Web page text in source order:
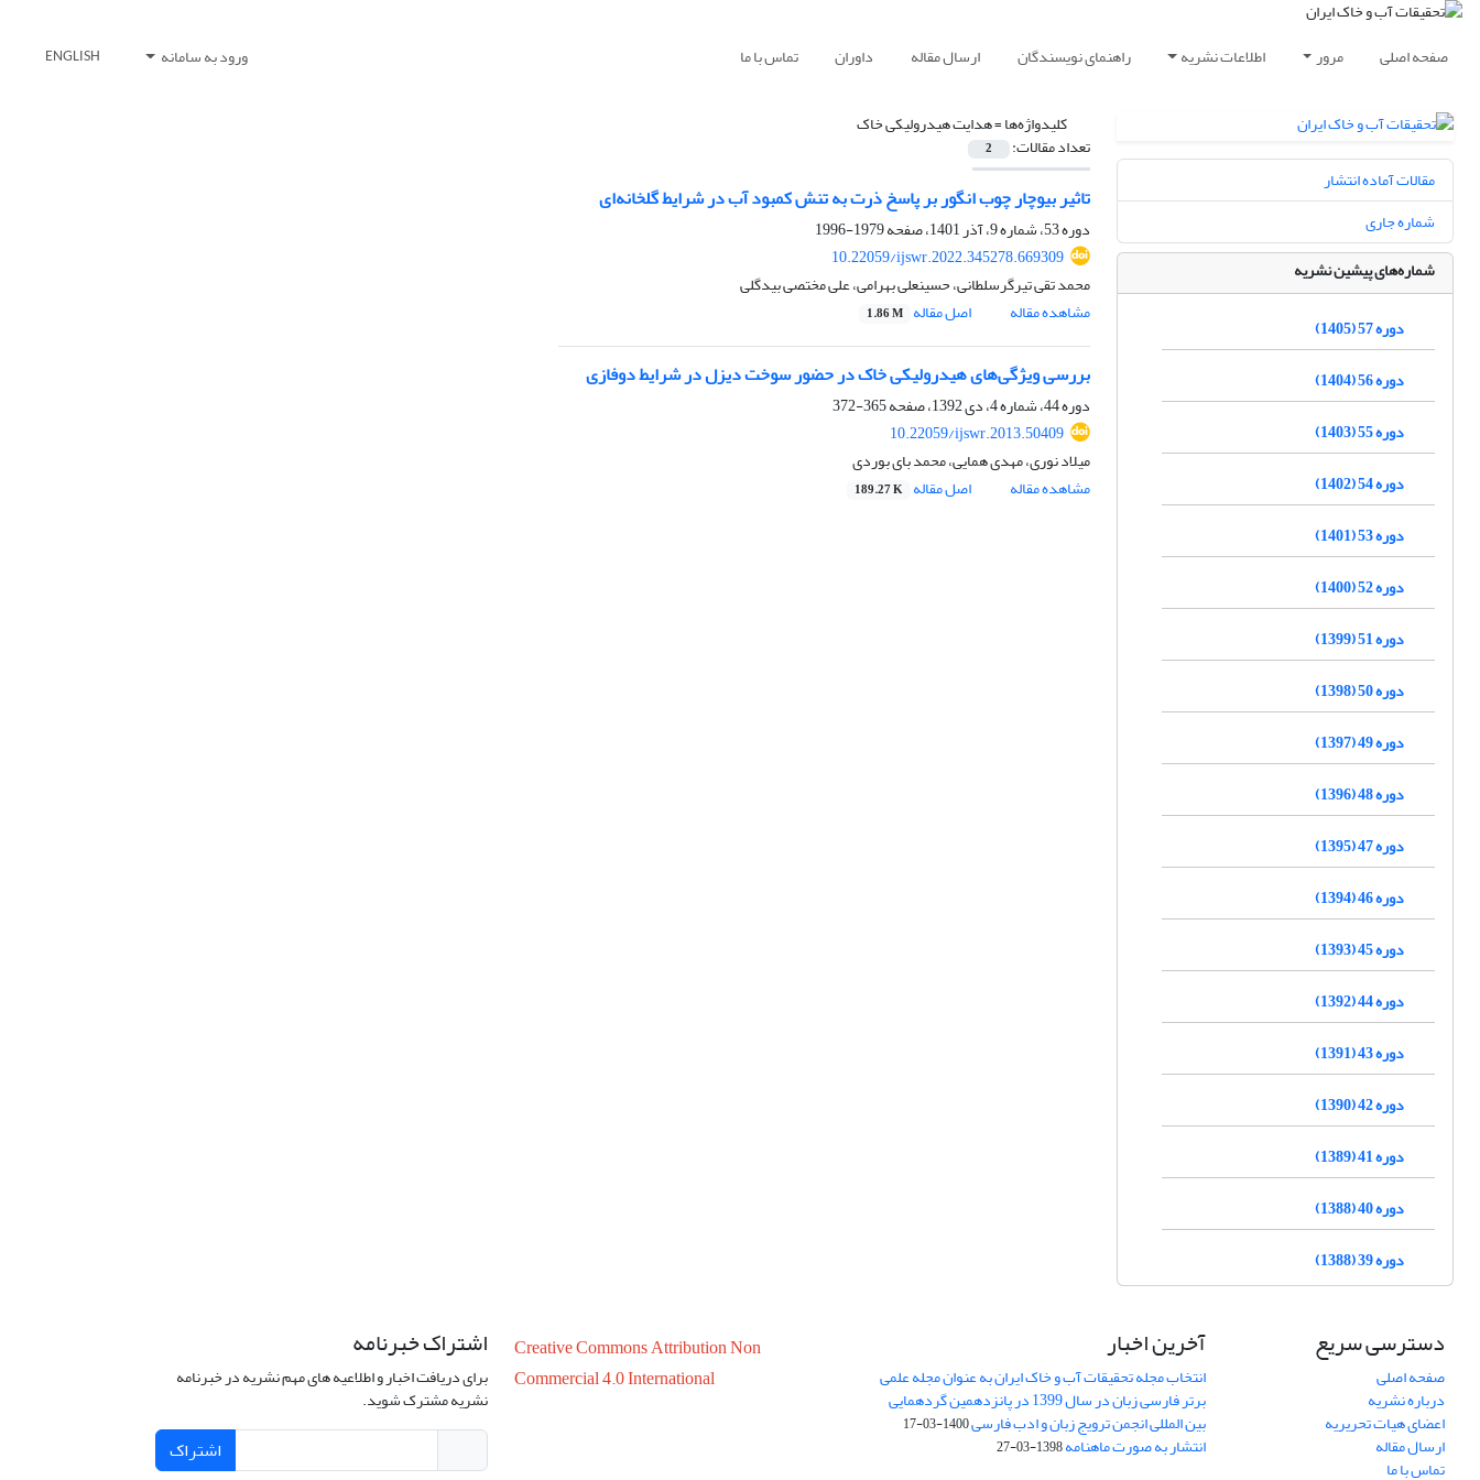
صفحه اصلی مرور اطلاعات نشریه راهنمای نویسندگان ارسال مقاله داوران تماس با ما ورود به سامانه ENGLISH
کلیدواژه‌ها =هدایت هیدرولیکی خاک
تعداد مقالات: 2
تاثیر بیوچار چوب انگور بر پاسخ ذرت به تنش کمبود آب در شرایط گلخانه‌ای
دوره 53، شماره 9، آذر 1401، صفحه
1979-1996
10.22059/ijswr.2022.345278.669309
محمد تقی تیرگرسلطانی، حسینعلی بهرامی، علی مختصی بیدگلی
مشاهده مقاله
اصل مقاله 1.86 M
بررسی ویژگی‌های هیدرولیکی خاک در حضور سوخت دیزل در شرایط دوفازی
دوره 44، شماره 4، دی 1392، صفحه
365-372
10.22059/ijswr.2013.50409
میلاد نوری، مهدی همایی، محمد بای بوردی
مشاهده مقاله
اصل مقاله 189.27 K
مقالات آماده انتشار
شماره جاری
شماره‌های پیشین نشریه
دوره 57 (1405)
دوره 56 (1404)
دوره 55 (1403)
دوره 54 (1402)
دوره 53 (1401)
دوره 52 (1400)
دوره 51 (1399)
دوره 50 (1398)
دوره 49 (1397)
دوره 48 (1396)
دوره 47 (1395)
دوره 46 (1394)
دوره 45 (1393)
دوره 44 (1392)
دوره 43 (1391)
دوره 42 (1390)
دوره 41 (1389)
دوره 40 (1388)
دوره 39 (1388)
دسترسی سریع
صفحه اصلی
درباره نشریه
اعضای هیات تحریریه
ارسال مقاله
تماس با ما
آخرین اخبار
انتخاب مجله تحقیقات آب و خاک ایران به عنوان مجله علمی
برتر فارسی زبان در سال 1399 در پانزدهمین گردهمایی
بین المللی انجمن ترویج زبان و ادب فارسی1400-03-17
انتشار به صورت ماهنامه1398-03-27
Creative Commons Attribution Non
Commercial 4.0 International
اشتراک خبرنامه
برای دریافت اخبار و اطلاعیه های مهم نشریه در خبرنامه
نشریه مشترک شوید.
اشتراک